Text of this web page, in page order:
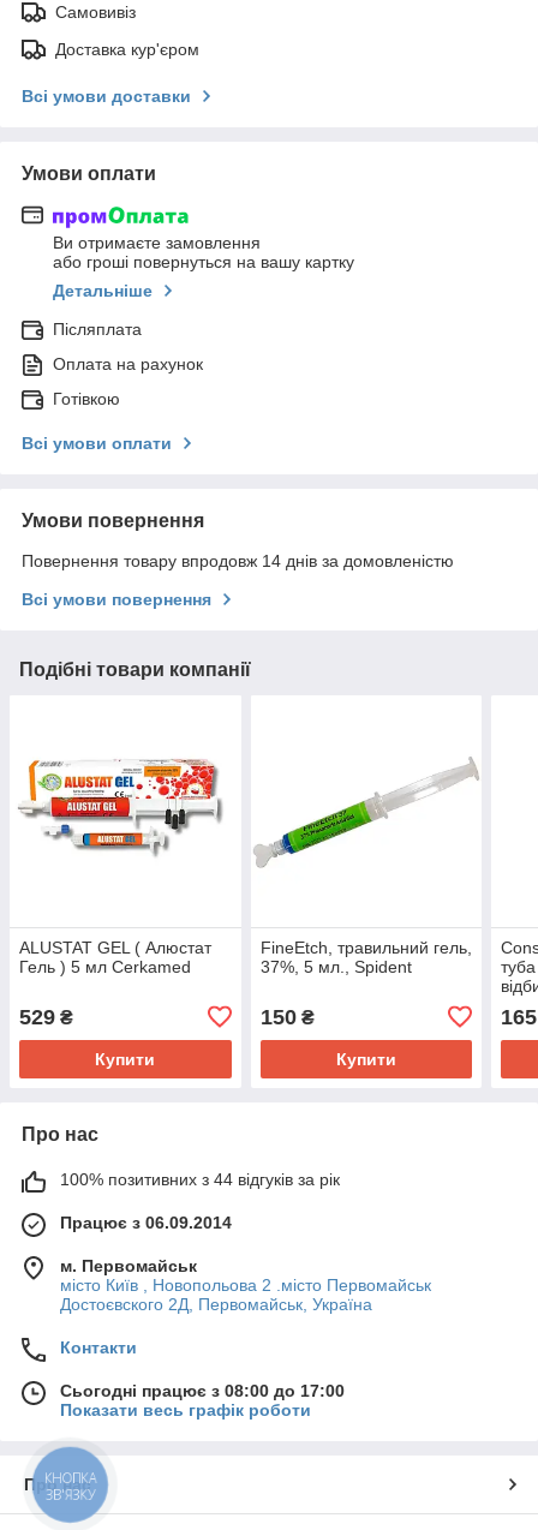
Самовивіз
Доставка кур'єром
Всі умови доставки
Умови оплати
Ви отримаєте замовлення
або гроші повернуться на вашу картку
Детальніше
Післяплата
Оплата на рахунок
Готівкою
Всі умови оплати
Умови повернення
Повернення товару впродовж 14 днів за домовленістю
Всі умови повернення
Подібні товари компанії
ALUSTAT GEL ( Алюстат
Гель ) 5 мл Cerkamed
529 ₴
Купити
FineEtch, травильний гель,
37%, 5 мл., Spident
150₴
Купити
туба
165
Про нас
100% позитивних з 44 відгуків за рік
Працює з 06.09.2014
м. Первомайськ
місто Київ , Новопольова 2 .місто Первомайськ
Достоєвского 2Д, Первомайськ, Україна
Контакти
Сьогодні працює з 08:00 до 17:00
Показати весь графік роботи
Про нас
КНОПКА
ЗВ'ЯЗКУ